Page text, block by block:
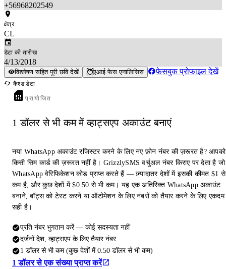
+56968202549
क्षेत्र
CL
डेटा की तारीख
4/13/2018
विश्लेषण सहित पूरी छवि देखें एआई फेस एनालिसिस फेसबुक प्रोफाइल देखें
कैश्ड डेटा
प्रायोजित
1 डॉलर से भी कम में व्हाट्सएप अकाउंट बनाएं
नया WhatsApp अकाउंट रजिस्टर करने के लिए नए फ़ोन नंबर की ज़रूरत है? आपको
किसी सिम कार्ड की ज़रूरत नहीं है। GrizzlySMS वर्चुअल नंबर किराए पर देता है जो
WhatsApp वेरिफिकेशन कोड प्राप्त करते हैं — ज़्यादातर देशों में इसकी कीमत $1 से
कम है, और कुछ देशों में $0.50 से भी कम। यह एक अतिरिक्त WhatsApp अकाउंट
बनाने, बॉट्स को टेस्ट करने या ऑटोमेशन के लिए नंबरों को तैयार करने के लिए एकदम
सही है।
प्रति नंबर भुगतान करें — कोई सदस्यता नहीं
दर्जनों देश, व्हाट्सएप के लिए तैयार नंबर
1 डॉलर से भी कम (कुछ देशों में 0.50 डॉलर से भी कम)
1 डॉलर से एक संख्या प्राप्त करें